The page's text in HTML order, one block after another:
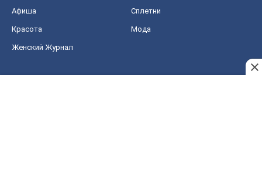
Афиша Сплетни
Красота Мода
Женский Журнал